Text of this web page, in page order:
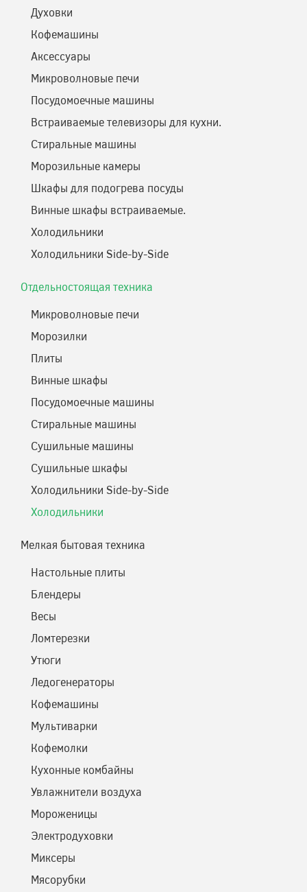
Духовки
Кофемашины
Аксессуары
Микроволновые печи
Посудомоечные машины
Встраиваемые телевизоры для кухни.
Стиральные машины
Морозильные камеры
Шкафы для подогрева посуды
Винные шкафы встраиваемые.
Холодильники
Холодильники Side-by-Side
Отдельностоящая техника
Микроволновые печи
Морозилки
Плиты
Винные шкафы
Посудомоечные машины
Стиральные машины
Сушильные машины
Сушильные шкафы
Холодильники Side-by-Side
Холодильники
Мелкая бытовая техника
Настольные плиты
Блендеры
Весы
Ломтерезки
Утюги
Ледогенераторы
Кофемашины
Мультиварки
Кофемолки
Кухонные комбайны
Увлажнители воздуха
Мороженицы
Электродуховки
Миксеры
Мясорубки